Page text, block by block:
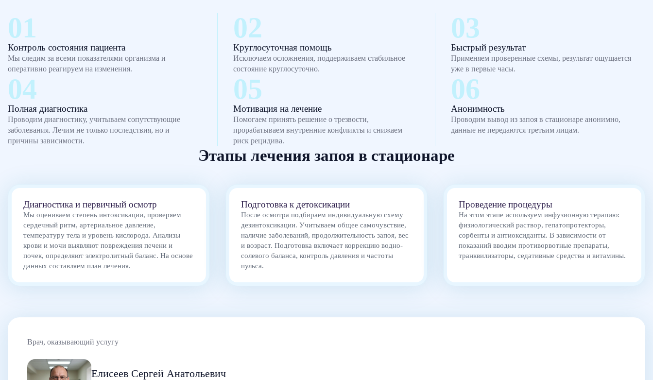
Контроль состояния пациента
Мы следим за всеми показателями организма и
оперативно реагируем на изменения.
Круглосуточная помощь
Исключаем осложнения, поддерживаем стабильное
состояние круглосуточно.
Быстрый результат
Применяем проверенные схемы, результат ощущается
уже в первые часы.
Полная диагностика
Проводим диагностику, учитываем сопутствующие
заболевания. Лечим не только последствия, но и
причины зависимости.
Мотивация на лечение
Помогаем принять решение о трезвости,
прорабатываем внутренние конфликты и снижаем
риск рецидива.
Анонимность
Проводим вывод из запоя в стационаре анонимно,
данные не передаются третьим лицам.
Этапы лечения запоя в стационаре
Диагностика и первичный осмотр
Мы оцениваем степень интоксикации, проверяем
сердечный ритм, артериальное давление,
температуру тела и уровень кислорода. Анализы
крови и мочи выявляют повреждения печени и
почек, определяют электролитный баланс. На основе
данных составляем план лечения.
Подготовка к детоксикации
После осмотра подбираем индивидуальную схему
дезинтоксикации. Учитываем общее самочувствие,
наличие заболеваний, продолжительность запоя, вес
и возраст. Подготовка включает коррекцию водно-
солевого баланса, контроль давления и частоты
пульса.
Проведение процедуры
На этом этапе используем инфузионную терапию:
физиологический раствор, гепатопротекторы,
сорбенты и антиоксиданты. В зависимости от
показаний вводим противорвотные препараты,
транквилизаторы, седативные средства и витамины.
Врач, оказывающий услугу
Елисеев Сергей Анатольевич